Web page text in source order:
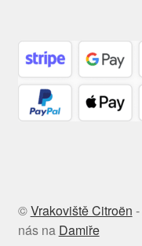
©Vrakoviště Citroën -
nás na Damiře